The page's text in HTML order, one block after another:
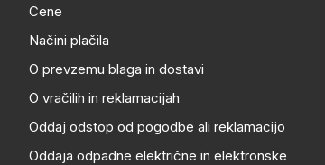
Cene
Načini plačila
O prevzemu blaga in dostavi
O vračilih in reklamacijah
Oddaj odstop od pogodbe ali reklamacijo
Oddaja odpadne električne in elektronske